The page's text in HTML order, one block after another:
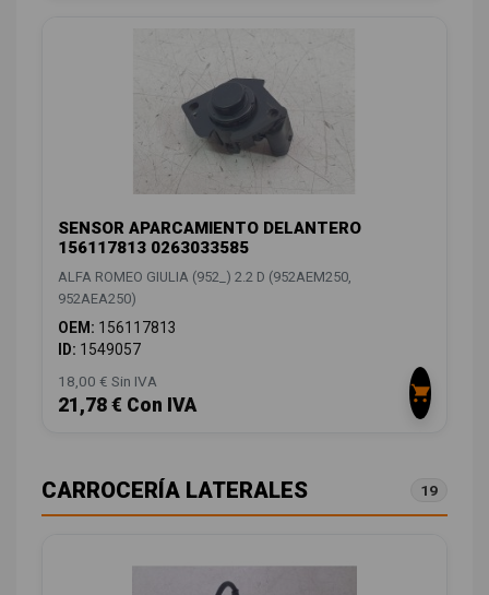
SENSOR APARCAMIENTO DELANTERO
156117813 0263033585
ALFA ROMEO GIULIA (952_) 2.2 D (952AEM250,
952AEA250)
OEM: 156117813
ID: 1549057
18,00 € Sin IVA
21,78 € Con IVA
CARROCERÍA LATERALES 19